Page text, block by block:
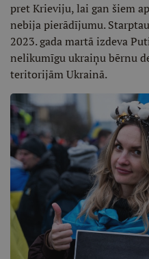
pret Krieviju, lai gan šiem
nebija pierādījumu.
2023. gada martā izdeva
nelikumīgu ukraiņu bērnu
teritorijām Ukrainā.